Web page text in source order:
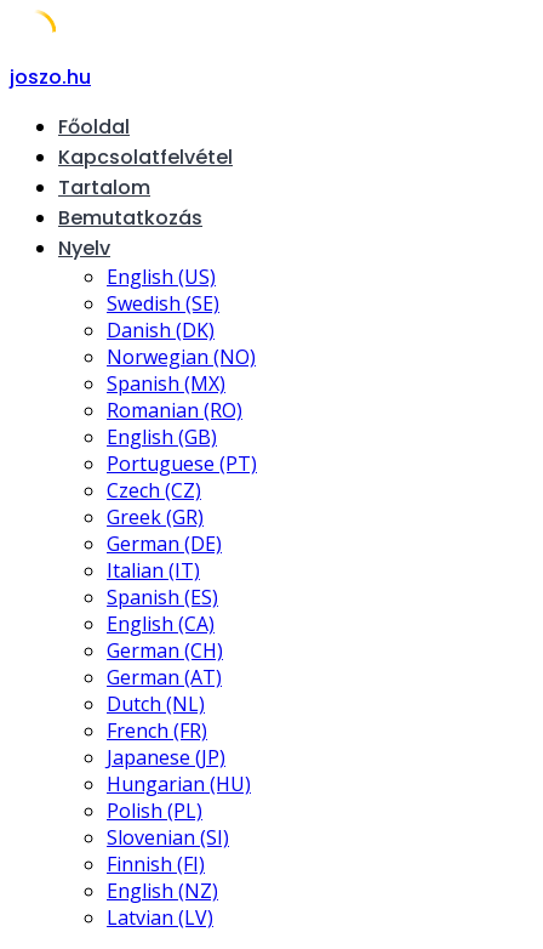
Skip
content
joszo.hu
Főoldal
Kapcsolatfelvétel
Tartalom
Bemutatkozás
Nyelv
English (US)
Swedish (SE)
Danish (DK)
Norwegian (NO)
Spanish (MX)
Romanian (RO)
English (GB)
Portuguese (PT)
Czech (CZ)
Greek (GR)
German (DE)
Italian (IT)
Spanish (ES)
English (CA)
German (CH)
German (AT)
Dutch (NL)
French (FR)
Japanese (JP)
Hungarian (HU)
Polish (PL)
Slovenian (SI)
Finnish (FI)
English (NZ)
Latvian (LV)